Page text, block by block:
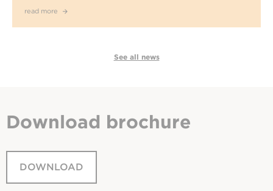
read more
See all news
Download brochure
DOWNLOAD